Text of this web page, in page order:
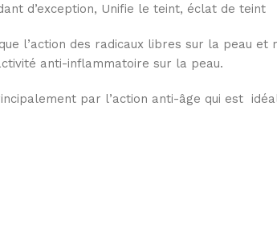
d’exception, Unifie le teint, éclat de teint
l’action des radicaux libres sur la peau
anti-inflammatoire sur la peau.
par l’action anti-âge qui est